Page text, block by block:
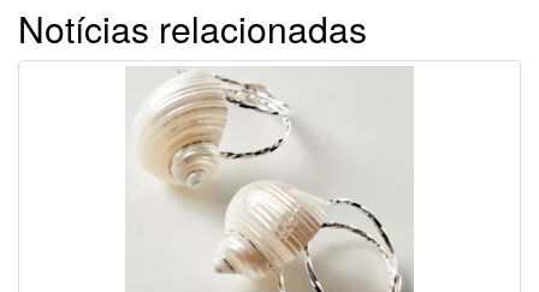
Notícias relacionadas